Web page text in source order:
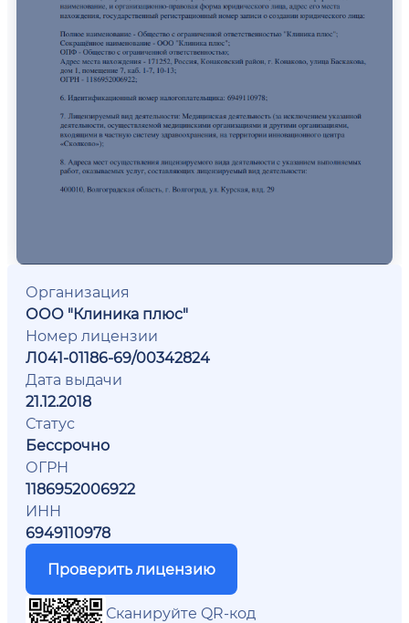
Организация
ООО "Клиника плюс"
Номер лицензии
Л041-01186-69/00342824
Дата выдачи
21.12.2018
Статус
Бессрочно
ОГРН
1186952006922
ИНН
6949110978
Проверить лицензию
Сканируйте QR-код